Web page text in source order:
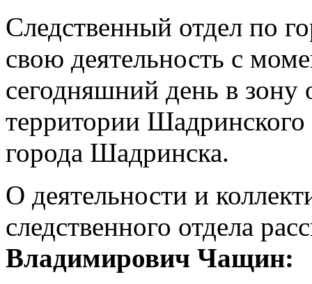
Следственный отдел по
свою деятельность с
сегодняшний день в зону
территории
города Шадринска.
О деятельности и
следственного отдела
Владимирович Чащин: